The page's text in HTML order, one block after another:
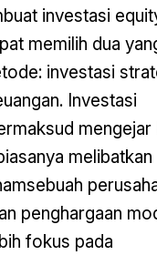
investasi
memilih dua
investasi
Investasi
mengejar
penghargaan
fokus pada